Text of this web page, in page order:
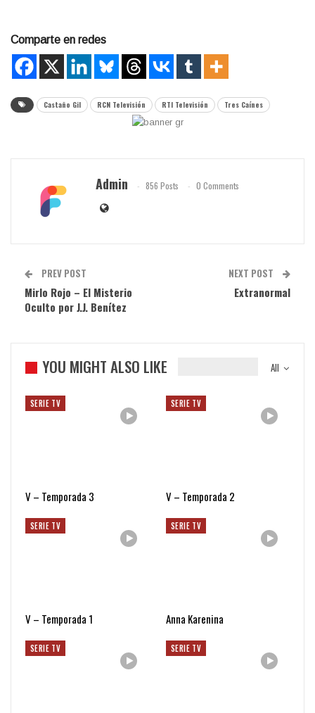
Comparte en redes
Castaño Gil RCN Televisión RTI Televisión Tres Caínes
Admin 856 Posts 0 Comments
PREV POST
Mirlo Rojo – El Misterio
Oculto por J.J. Benítez
NEXT POST
Extranormal
All
YOU MIGHT ALSO LIKE
SERIE TV
V – Temporada 3
SERIE TV
V – Temporada 2
SERIE TV
V – Temporada 1
SERIE TV
Anna Karenina
SERIE TV SERIE TV